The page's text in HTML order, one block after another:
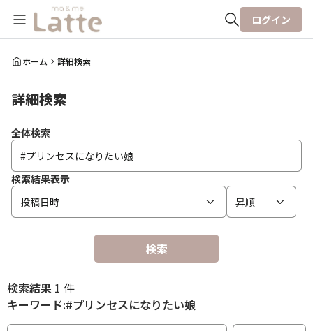
全体検索
ログイン
ホーム 詳細検索
詳細検索
全体検索
検索結果表示
投稿日時
昇順
検索
検索結果 1 件
キーワード:#プリンセスになりたい娘